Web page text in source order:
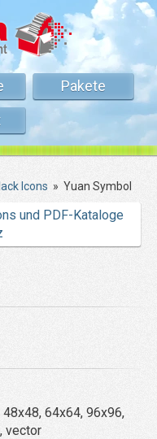
Pakete
Icons » Yuan Symbol
und PDF-Kataloge
64x64, 96x96,
vector